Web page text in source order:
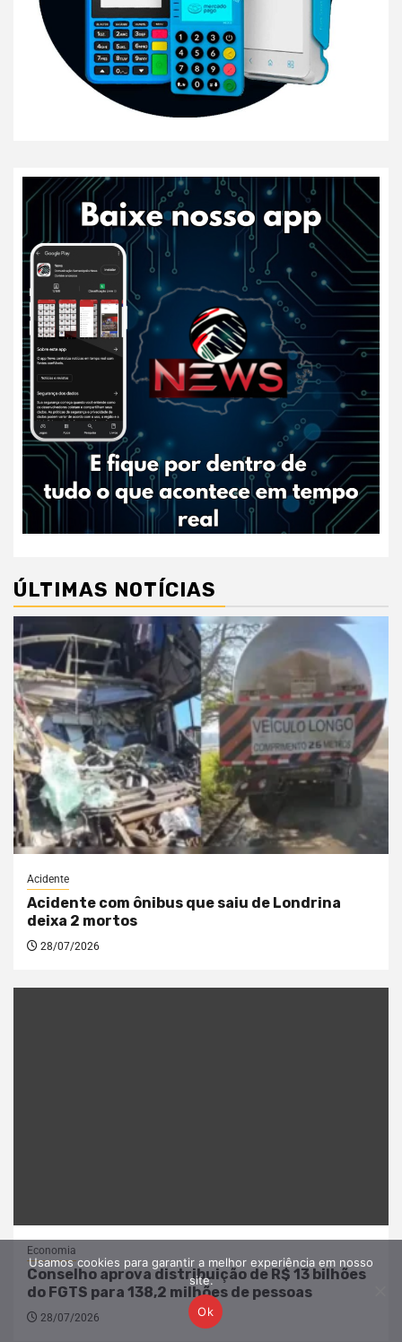
ÚLTIMAS NOTÍCIAS
Acidente
Acidente com ônibus que saiu de Londrina
deixa 2 mortos
28/07/2026
Economia
Conselho aprova distribuição de R$ 13 bilhões
do FGTS para 138,2 milhões de pessoas
28/07/2026
Usamos cookies para garantir a melhor experiência em nosso
site.
Ok